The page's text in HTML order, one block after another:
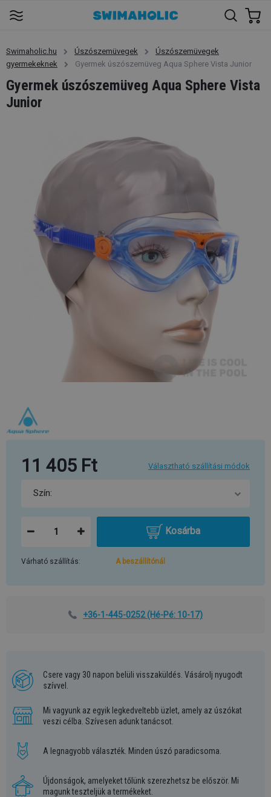
Swimaholic.hu Úszószemüvegek
Úszószemüvegek
gyermekeknek
Gyermek úszószemüveg Aqua Sphere Vista Junior
Gyermek úszószemüveg Aqua Sphere Vista
Junior
11 405 Ft Választható szállítási módok
Kosárba
Várható szállítás: A beszállítónál
+36-1-445-0252(Hé-Pé: 10-17)
Csere vagy 30 napon belüli visszaküldés. Vásárolj nyugodt
szívvel.
Mi vagyunk az egyik legkedveltebb üzlet, amely az úszókat
veszi célba. Szívesen adunk tanácsot.
A legnagyobb választék. Minden úszó paradicsoma.
Újdonságok, amelyeket tőlünk szerezhetsz be először. Mi
magunk teszteljük a termékeket.